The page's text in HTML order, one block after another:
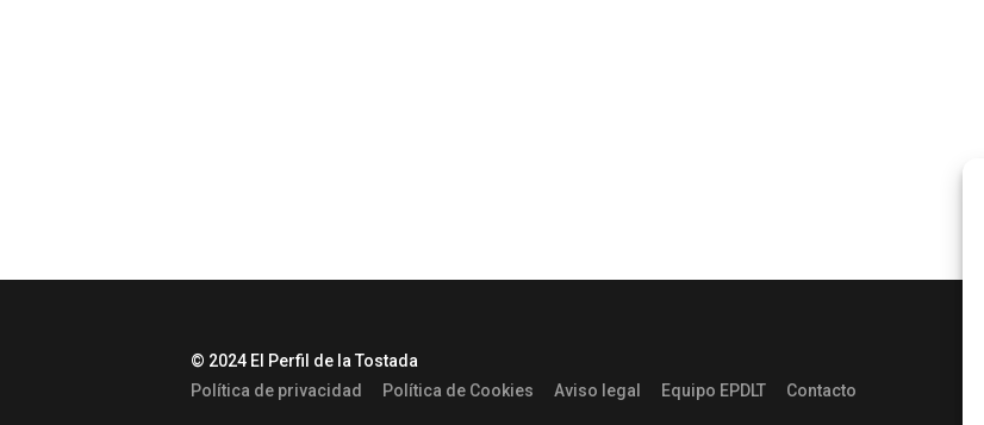
© 2024 El Perfil de la Tostada
Política de privacidad
Política de Cookies Aviso legal Equipo EPDLT Contacto